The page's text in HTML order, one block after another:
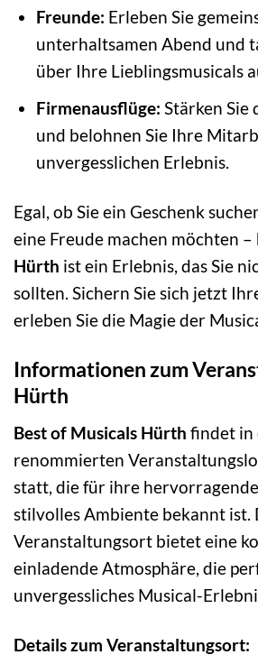
Freunde: Erleben Sie
unterhaltsamen Abend und
über Ihre Lieblingsmusicals
Firmenausflüge: Stärken Sie
und belohnen Sie Ihre
unvergesslichen Erlebnis.
Egal, ob Sie ein Geschenk
eine Freude machen möchten –
Hürth ist ein Erlebnis, das Sie
sollten. Sichern Sie sich jetzt
erleben Sie die Magie der
Informationen zum
Hürth
Best of Musicals Hürth findet in
renommierten
statt, die für ihre
stilvolles Ambiente bekannt ist.
Veranstaltungsort bietet eine
einladende Atmosphäre, die
unvergessliches Musical-
Details zum Veranstaltungsort: